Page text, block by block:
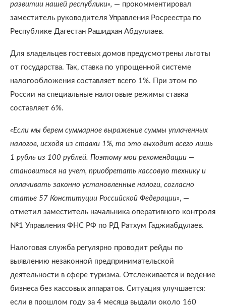
развитии нашей республики», — прокомментировал
заместитель руководителя Управления Росреестра по
Республике Дагестан Рашидхан Абдуллаев.
Для владельцев гостевых домов предусмотрены льготы
от государства. Так, ставка по упрощенной системе
налогообложения составляет всего 1%. При этом по
России на специальные налоговые режимы ставка
составляет 6%.
«Если мы берем суммарное выражение суммы уплаченных
налогов, исходя из ставки 1%, то это выходит всего лишь
1 рубль из 100 рублей. Поэтому мои рекомендации —
становиться на учет, приобретать кассовую технику и
оплачивать законно установленные налоги, согласно
статье 57 Конституции Российской Федерации», —
отметил заместитель начальника оперативного контроля
№1 Управления ФНС РФ по РД Ратхум Гаджиабдулаев.
Налоговая служба регулярно проводит рейды по
выявлению незаконной предпринимательской
деятельности в сфере туризма. Отслеживается и ведение
бизнеса без кассовых аппаратов. Ситуация улучшается:
если в прошлом году за 4 месяца выдали около 160